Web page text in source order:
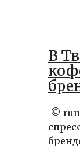
В
©